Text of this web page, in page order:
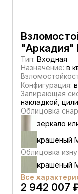
Тип: Входная
Назначение: в
Конфигурация:
Запирающая
накладкой,
Облицовка
зеркало
крашеный
Облицовка
крашеный
Все
2 942 007